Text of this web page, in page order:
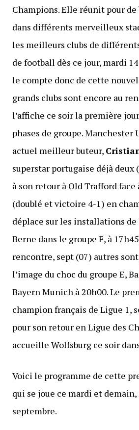
Champions. Elle réunit pour de
dans différents merveilleux
les meilleurs clubs de
de football dès ce jour, mardi
le compte donc de cette
grands clubs sont encore au
l’affiche ce soir la première
phases de groupe. Manchester
actuel meilleur buteur,
superstar portugaise déjà deux
à son retour à Old Trafford face
(doublé et victoire 4-1) en
déplace sur les installations de
Berne dans le groupe F, à
rencontre, sept (07) autres
l’image du choc du groupe E,
Bayern Munich à 20h00. Le
champion français de Ligue 1,
pour son retour en Ligue des
accueille Wolfsburg ce soir
Voici le programme de cette
qui se joue ce mardi et
septembre.